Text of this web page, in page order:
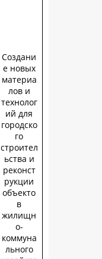
Создани
е новых
материа
лов и
технолог
ий для
городско
го
строител
ьства и
реконст
рукции
объекто
в
жилищн
о-
коммуна
льного